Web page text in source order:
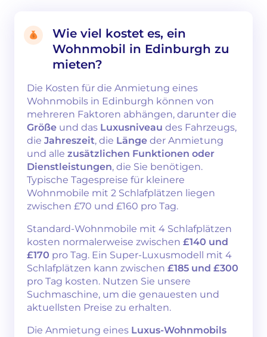
Wie viel kostet es, ein
Wohnmobil in Edinburgh zu
mieten?
Die Kosten für die Anmietung eines
Wohnmobils in Edinburgh können von
mehreren Faktoren abhängen, darunter die
Größe und das Luxusniveau des Fahrzeugs,
die Jahreszeit, die Länge der Anmietung
und alle zusätzlichen Funktionen oder
Dienstleistungen, die Sie benötigen.
Typische Tagespreise für kleinere
Wohnmobile mit 2 Schlafplätzen liegen
zwischen £70 und £160 pro Tag.
Standard-Wohnmobile mit 4 Schlafplätzen
kosten normalerweise zwischen £140 und
£170 pro Tag. Ein Super-Luxusmodell mit 4
Schlafplätzen kann zwischen £185 und £300
pro Tag kosten. Nutzen Sie unsere
Suchmaschine, um die genauesten und
aktuellsten Preise zu erhalten.
Die Anmietung eines Luxus-Wohnmobils